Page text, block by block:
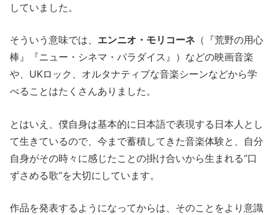
していました。
そういう意味では、 エンニオ・モリコーネ （『荒野の用心
棒』『ニュー・シネマ・パラダイス』）などの映画音楽
や、UKロック、オルタナティブな音楽シーンなどから学
べることはたくさんありました。
とはいえ、僕自身は基本的に日本語で表現する日本人とし
て生きているので、今まで蓄積してきた音楽体験と、自分
自身がその時々に感じたことの掛け合いから生まれる“口
ずさめる歌”を大切にしています。
作品を発表するようになってからは、そのことをより意識